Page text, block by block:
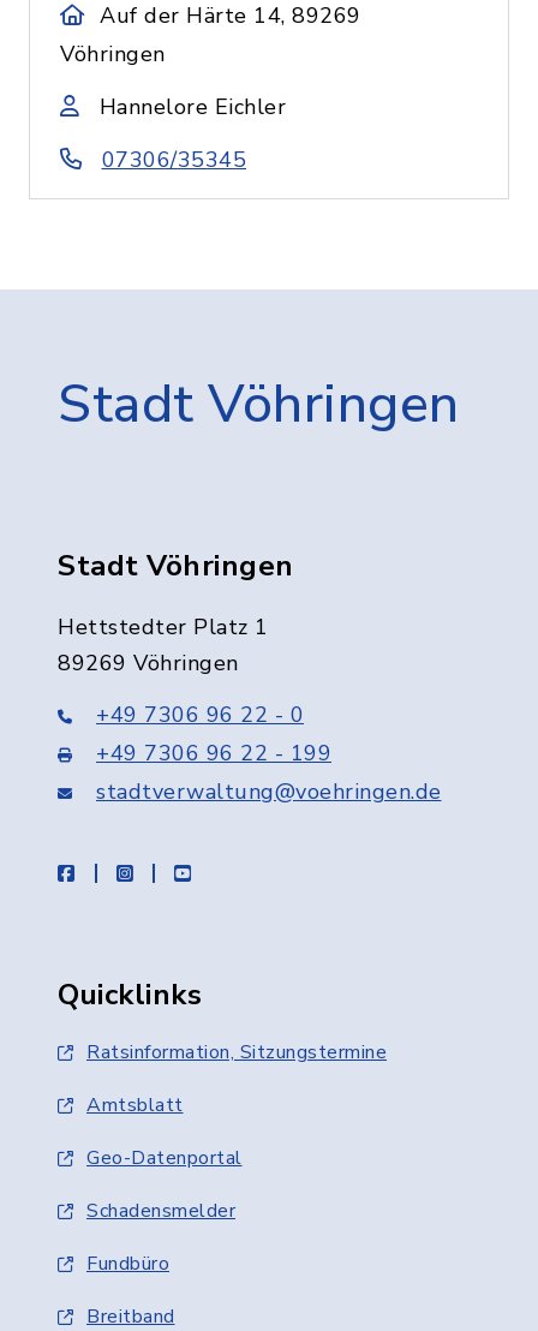
Auf der Härte 14, 89269
Vöhringen
Hannelore Eichler
07306/35345
Stadt Vöhringen
Stadt Vöhringen
Hettstedter Platz 1
89269 Vöhringen
+49 7306 96 22 - 0
+49 7306 96 22 - 199
stadtverwaltung@voehringen.de
facebookinstagramyoutube
Quicklinks
Ratsinformation, Sitzungstermine
Amtsblatt
Geo-Datenportal
Schadensmelder
Fundbüro
Breitband